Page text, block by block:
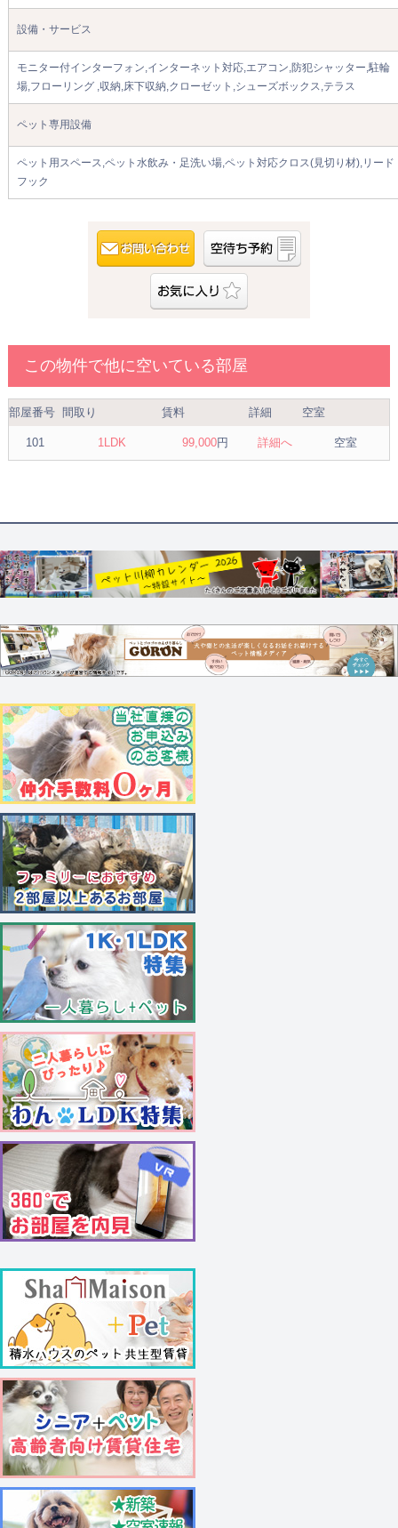
設備・サービス
モニター付インターフォン,インターネット対応,エアコン,防犯シャッター,駐輪
場,フローリング ,収納,床下収納,クローゼット,シューズボックス,テラス
ペット専用設備
ペット用スペース,ペット水飲み・足洗い場,ペット対応クロス(見切り材),リード
フック
この物件で他に空いている部屋
部屋番号 間取り 賃料 詳細 空室
101 1LDK 99,000円 詳細へ 空室